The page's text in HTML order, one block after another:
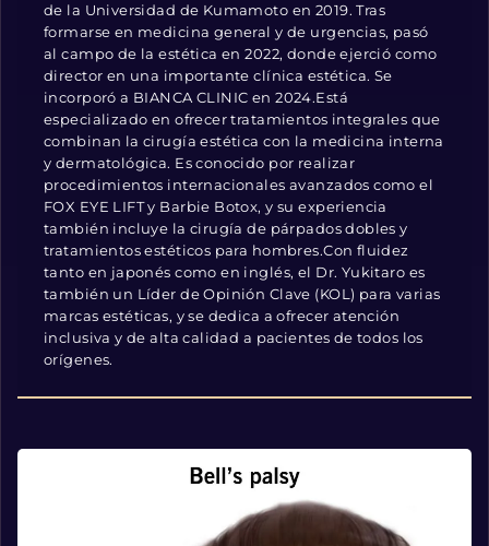
de la Universidad de Kumamoto en 2019. Tras
formarse en medicina general y de urgencias, pasó
al campo de la estética en 2022, donde ejerció como
director en una importante clínica estética. Se
incorporó a BIANCA CLINIC en 2024.Está
especializado en ofrecer tratamientos integrales que
combinan la cirugía estética con la medicina interna
y dermatológica. Es conocido por realizar
procedimientos internacionales avanzados como el
FOX EYE LIFT y Barbie Botox, y su experiencia
también incluye la cirugía de párpados dobles y
tratamientos estéticos para hombres.Con fluidez
tanto en japonés como en inglés, el Dr. Yukitaro es
también un Líder de Opinión Clave (KOL) para varias
marcas estéticas, y se dedica a ofrecer atención
inclusiva y de alta calidad a pacientes de todos los
orígenes.